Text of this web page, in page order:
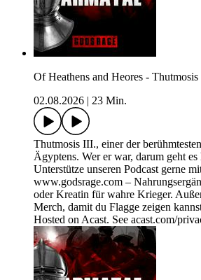
Of Heathens and Heores -
02.08.2026
23 Min.
Thutmosis III., einer der
Ägyptens. Wer er war, darum geht es
Unterstütze unseren Podcast gerne
www.godsrage.com –
oder Kreatin für wahre Krieger.
Merch, damit du Flagge zeigen
Hosted on Acast. See acast.com/